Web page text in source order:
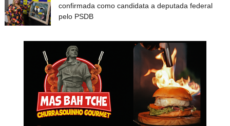
confirmada como candidata a deputada federal
pelo PSDB